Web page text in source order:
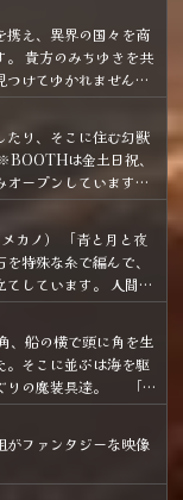
携え、異界の国々を商
。 貴方のみちゆきを共
つけてゆかれません
たり、そこに住む幻獣
ープンしています。
載しています。
カノ） 「青と月と夜
特殊な糸で編んで、
しています。 人間界
活している方へ向け
使いだ」と分かりに
いさんのための装身具
いしやすいカジュアル
。 お家でぼっちアフ
屋根の海の見える高
。 （補足：店主、ポ
、ドラクエで育ちま
、船の横で頭に角を生
。そこに並ぶは海を駆
りの魔装具達。 「や
めた道具、ちょっと癖
いってよ！ 道具の方
ね！！」
がファンタジーな映像